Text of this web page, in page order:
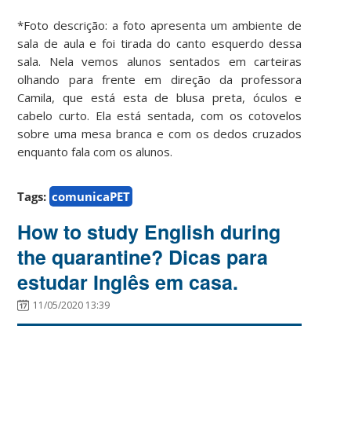
*Foto descrição: a foto apresenta um ambiente de
sala de aula e foi tirada do canto esquerdo dessa
sala. Nela vemos alunos sentados em carteiras
olhando para frente em direção da professora
Camila, que está esta de blusa preta, óculos e
cabelo curto. Ela está sentada, com os cotovelos
sobre uma mesa branca e com os dedos cruzados
enquanto fala com os alunos.
Tags: comunicaPET
How to study English during
the quarantine? Dicas para
estudar Inglês em casa.
11/05/2020 13:39